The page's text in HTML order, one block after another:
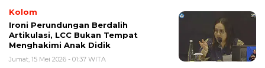
Kolom
Ironi Perundungan Berdalih
Artikulasi, LCC Bukan Tempat
Menghakimi Anak Didik
Jumat, 15 Mei 2026 - 01:37 WITA